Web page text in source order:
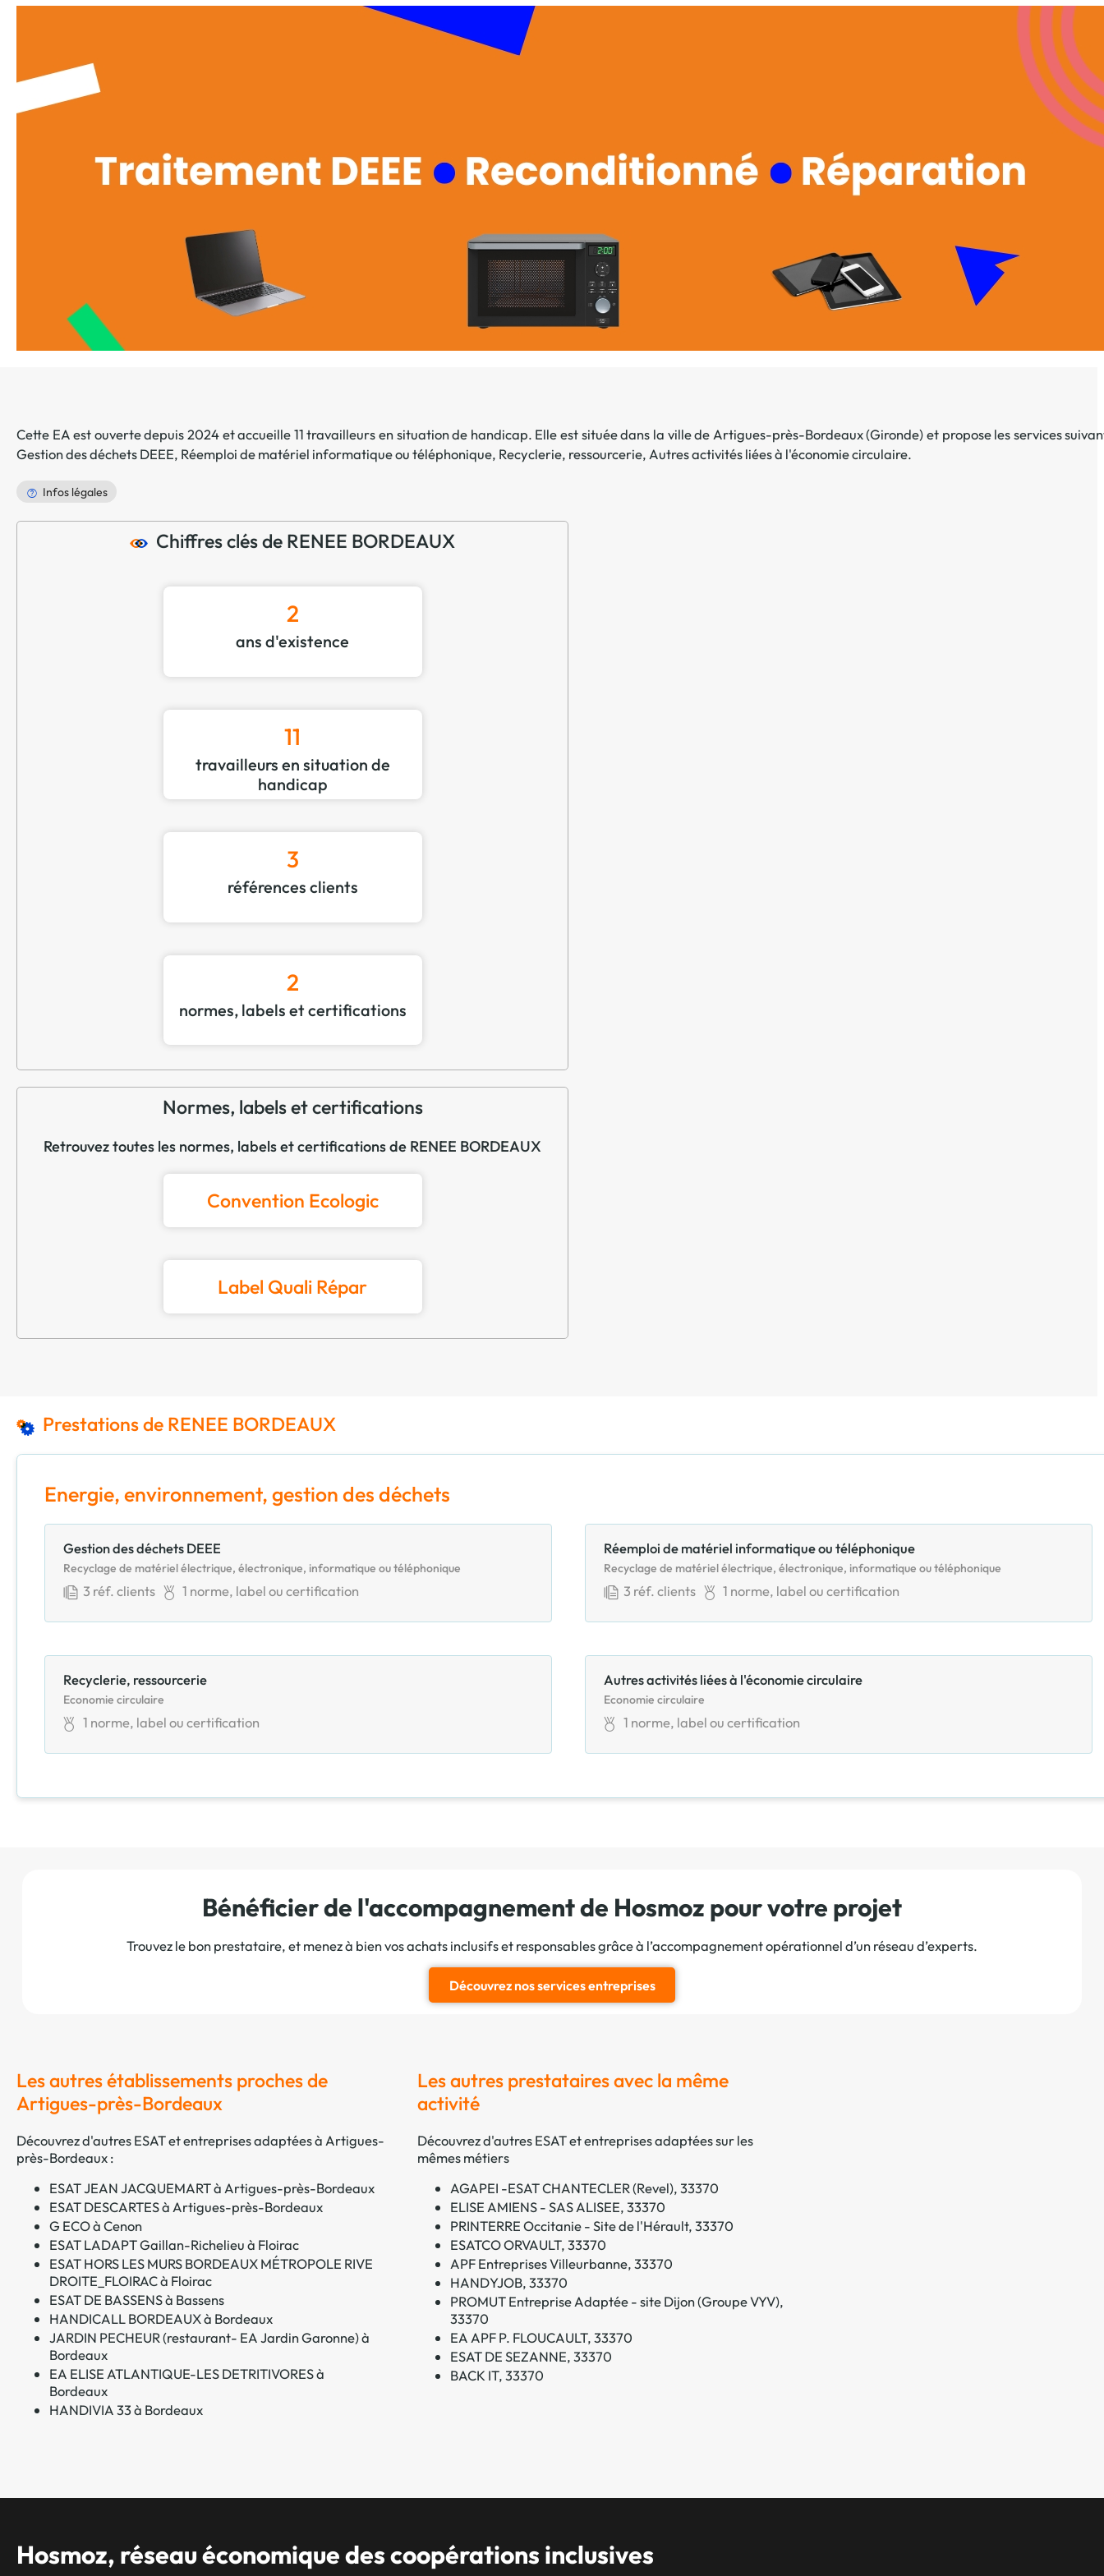
Votre visibilité on-line clé en main
Vos kits de communication personnalisés
J'améliore mes pratiques
Vos formations 100% opérationnelles, dédiées au développement commercial
Votre centre de ressources et vos services de networking
Je restructure ou je développe de nouvelles activités
Votre accompagnement sur-mesure pour vos projets de développement
Cette EA est ouverte depuis 2024 et accueille 11 travailleurs en situation de handicap. Elle est située dans la ville de Artigues-près-Bordeaux(Gironde) et propose les services
Gestion des déchets DEEE, Réemploi de matériel informatique ou téléphonique, Recyclerie, ressourcerie, Autres activités liées à l'économie circulaire.
Infos légales
Chiffres clés de RENEE BORDEAUX
2
ans d'existence
11
travailleurs en situation de
handicap
3
références clients
2
normes, labels et certifications
Normes, labels et certifications
Retrouvez toutes les normes, labels et certifications de RENEE BORDEAUX
Convention Ecologic
Label Quali Répar
Prestations de RENEE BORDEAUX
Energie, environnement, gestion des déchets
Gestion des déchets DEEE
Recyclage de matériel électrique, électronique, informatique ou téléphonique
3 réf. clients 1 norme, label ou certification
Réemploi de matériel informatique ou téléphonique
Recyclage de matériel électrique, électronique, informatique ou téléphonique
3 réf. clients 1 norme, label ou certification
Recyclerie, ressourcerie
Economie circulaire
1 norme, label ou certification
Autres activités liées à l'économie circulaire
Economie circulaire
1 norme, label ou certification
Bénéficier de l'accompagnement de Hosmoz pour votre projet
Trouvez le bon prestataire, et menez à bien vos achats inclusifs et responsables grâce à l’accompagnement opérationnel d’un réseau d’experts.
Découvrez nos services entreprises
Les autres établissements proches de
Artigues-près-Bordeaux
Découvrez d'autres ESAT et entreprises adaptées à Artigues-
près-Bordeaux :
ESAT JEAN JACQUEMART à Artigues-près-Bordeaux
ESAT DESCARTES à Artigues-près-Bordeaux
G ECO à Cenon
ESAT LADAPT Gaillan-Richelieu à Floirac
ESAT HORS LES MURS BORDEAUX MÉTROPOLE RIVE
DROITE_FLOIRAC à Floirac
ESAT DE BASSENS à Bassens
HANDICALL BORDEAUX à Bordeaux
JARDIN PECHEUR (restaurant- EA Jardin Garonne) à
Bordeaux
EA ELISE ATLANTIQUE-LES DETRITIVORES à
Bordeaux
HANDIVIA 33 à Bordeaux
Les autres prestataires avec la même
activité
Découvrez d'autres ESAT et entreprises adaptées sur les
mêmes métiers
AGAPEI -ESAT CHANTECLER (Revel), 33370
ELISE AMIENS - SAS ALISEE, 33370
PRINTERRE Occitanie - Site de l'Hérault, 33370
ESATCO ORVAULT, 33370
APF Entreprises Villeurbanne, 33370
HANDYJOB, 33370
PROMUT Entreprise Adaptée - site Dijon (Groupe VYV),
33370
EA APF P. FLOUCAULT, 33370
ESAT DE SEZANNE, 33370
BACK IT, 33370
Hosmoz, réseau économique des coopérations inclusives